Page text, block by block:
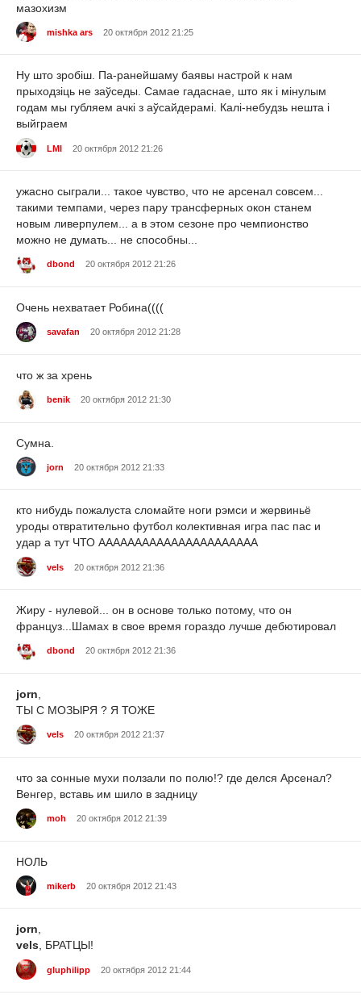
мазохизм
mishka ars 20 октября 2012 21:25
Ну што зробіш. Па-ранейшаму баявы настрой к нам
прыходзіць не заўседы. Самае гадаснае, што як і мінулым
годам мы губляем ачкі з аўсайдерамі. Калі-небудзь нешта і
выйграем
LMI 20 октября 2012 21:26
ужасно сыграли... такое чувство, что не арсенал совсем...
такими темпами, через пару трансферных окон станем
новым ливерпулем... а в этом сезоне про чемпионство
можно не думать... не способны...
dbond 20 октября 2012 21:26
Очень нехватает Робина((((
savafan 20 октября 2012 21:28
что ж за хрень
benik 20 октября 2012 21:30
Сумна.
jorn 20 октября 2012 21:33
кто нибудь пожалуста сломайте ноги рэмси и жервиньё
уроды отвратительно футбол колективная игра пас пас и
удар а тут ЧТО АААААААААААААААААААААА
vels 20 октября 2012 21:36
Жиру - нулевой... он в основе только потому, что он
француз...Шамах в свое время гораздо лучше дебютировал
dbond 20 октября 2012 21:36
jorn
ТЫ С МОЗЫРЯ ? Я ТОЖЕ
vels 20 октября 2012 21:37
что за сонные мухи ползали по полю!? где делся Арсенал?
Венгер, вставь им шило в задницу
moh 20 октября 2012 21:39
НОЛЬ
mikerb 20 октября 2012 21:43
jorn,
vels, БРАТЦЫ!
gluphilipp 20 октября 2012 21:44